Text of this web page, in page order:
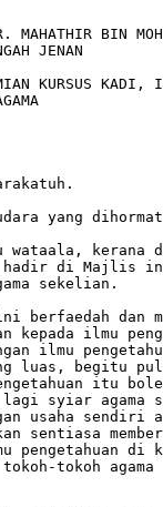
yang
wataala, kerana
hadir di Majlis
sekelian.
berfaedah dan
kepada ilmu
ilmu
luas, begitu
itu
lagi syiar
usaha sendiri
sentiasa
pengetahuan di
tokoh-tokoh